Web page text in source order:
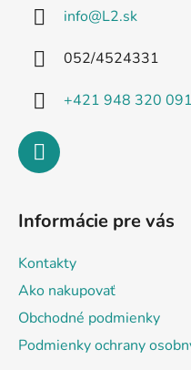
info@L2.sk
052/4524331
+421 948 320 091
Informácie pre vás
Kontakty
Ako nakupovať
Obchodné podmienky
Podmienky ochrany